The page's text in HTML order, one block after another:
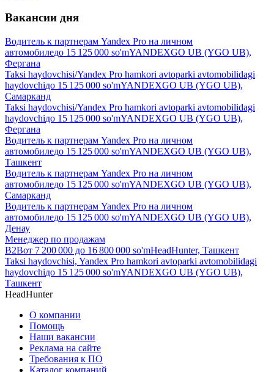
Вакансии дня
Водитель к партнерам Yandex Pro на личном
автомобиледо 15 125 000 so'mYANDEXGO UB (YGO UB),
Фергана
Taksi haydovchisi/Yandex Pro hamkori avtoparki avtomobilidagi
haydovchiдо 15 125 000 so'mYANDEXGO UB (YGO UB),
Самарканд
Taksi haydovchisi/Yandex Pro hamkori avtoparki avtomobilidagi
haydovchiдо 15 125 000 so'mYANDEXGO UB (YGO UB),
Фергана
Водитель к партнерам Yandex Pro на личном
автомобиледо 15 125 000 so'mYANDEXGO UB (YGO UB),
Ташкент
Водитель к партнерам Yandex Pro на личном
автомобиледо 15 125 000 so'mYANDEXGO UB (YGO UB),
Самарканд
Водитель к партнерам Yandex Pro на личном
автомобиледо 15 125 000 so'mYANDEXGO UB (YGO UB),
Денау
Менеджер по продажам
B2Bот 7 200 000 до 16 800 000 so'mHeadHunter, Ташкент
Taksi haydovchisi, Yandex Pro hamkori avtoparki avtomobilidagi
haydovchiдо 15 125 000 so'mYANDEXGO UB (YGO UB),
Ташкент
HeadHunter
О компании
Помощь
Наши вакансии
Реклама на сайте
Требования к ПО